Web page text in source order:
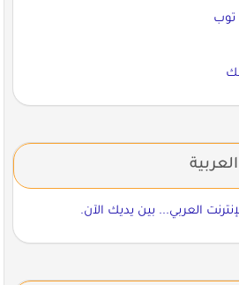
العربي... بين يديك الآن.